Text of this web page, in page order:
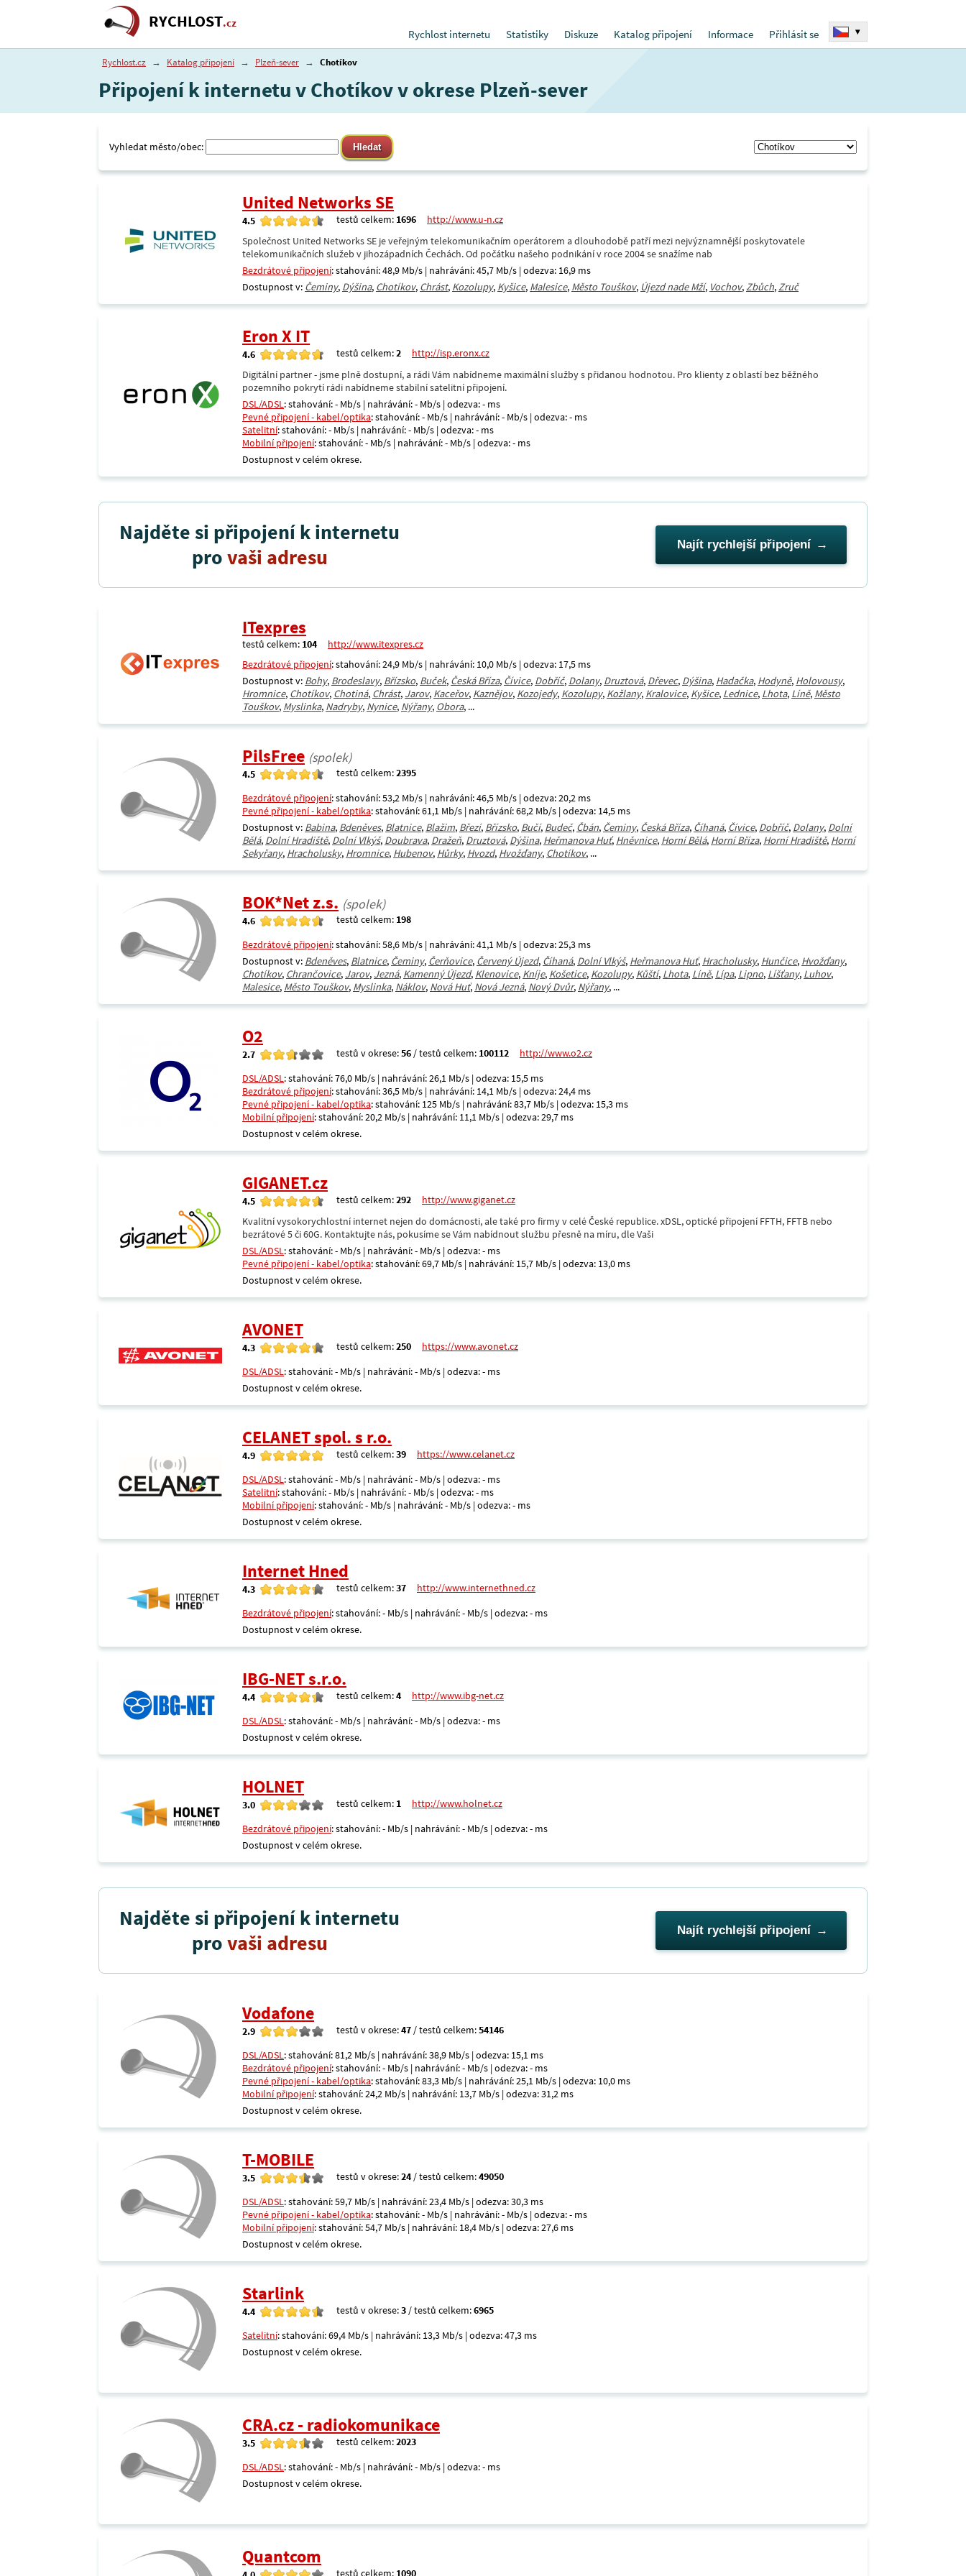
RYCHLOST.cz
Rychlost internetu
Statistiky Diskuze Katalog připojení Informace Přihlásit se ▾
Rychlost.cz → Katalog připojení → Plzeň-sever → Chotíkov
Připojení k internetu v Chotíkov v okrese Plzeň-sever
Vyhledat město/obec:
United Networks SE
4.5 testů celkem: 1696
http://www.u-n.cz
Společnost United Networks SE je veřejným telekomunikačním operátorem a dlouhodobě patří mezi nejvýznamnější poskytovatele
telekomunikačních služeb v jihozápadních Čechách. Od počátku našeho podnikání v roce 2004 se snažíme nab
Bezdrátové připojení: stahování: 48,9 Mb/s | nahrávání: 45,7 Mb/s | odezva: 16,9 ms
Dostupnost v: Čeminy, Dýšina, Chotíkov, Chrást, Kozolupy, Kyšice, Malesice, Město Touškov, Újezd nade Mží, Vochov,Zbůch,Zruč
Eron X IT
4.6 testů celkem:2
http://isp.eronx.cz
Digitální partner - jsme plně dostupní, a rádi Vám nabídneme maximální služby s přidanou hodnotou. Pro klienty z oblastí bez běžného
pozemního pokrytí rádi nabídneme stabilní satelitní připojení.
DSL/ADSL: stahování: - Mb/s | nahrávání: - Mb/s | odezva: - ms
Pevné připojení - kabel/optika: stahování: - Mb/s | nahrávání: - Mb/s | odezva: - ms
Satelitní: stahování: - Mb/s | nahrávání: - Mb/s | odezva: - ms
Mobilní připojení: stahování: - Mb/s | nahrávání: - Mb/s | odezva: - ms
Dostupnost v celém okrese.
Najděte si připojení k internetu
provaši adresu Najít rychlejší připojení
ITexpres
testů celkem: 104
http://www.itexpres.cz
Bezdrátové připojení: stahování: 24,9 Mb/s | nahrávání: 10,0 Mb/s | odezva: 17,5 ms
Dostupnost v: Bohy, Brodeslavy, Břízsko, Buček, Česká Bříza, Čívice, Dobříč, Dolany, Druztová, Dřevec, Dýšina, Hadačka, Hodyně, Holovousy,
Hromnice, Chotíkov, Chotiná, Chrást, Jarov, Kaceřov, Kaznějov, Kozojedy, Kozolupy, Kožlany, Kralovice, Kyšice, Lednice, Lhota, Líně, Město
Touškov, Myslinka, Nadryby, Nynice, Nýřany, Obora, ...
PilsFree (spolek)
4.5 testů celkem:2395
Bezdrátové připojení: stahování: 53,2 Mb/s | nahrávání: 46,5 Mb/s | odezva: 20,2 ms
Pevné připojení - kabel/optika: stahování: 61,1 Mb/s | nahrávání: 68,2 Mb/s | odezva: 14,5 ms
Dostupnost v: Babina, Bdeněves, Blatnice, Blažim, Březí, Břízsko, Bučí, Budeč, Čbán, Čeminy, Česká Bříza, Číhaná, Čívice, Dobříč, Dolany, Dolní
Bělá, Dolní Hradiště, Dolní Vlkýš, Doubrava, Dražeň, Druztová, Dýšina, Heřmanova Huť, Hněvnice, Horní Bělá, Horní Bříza, Horní Hradiště, Horní
Sekyřany, Hracholusky, Hromnice, Hubenov, Hůrky, Hvozd, Hvožďany, Chotíkov, ...
BOK*Net z.s. (spolek)
4.6 testů celkem: 198
Bezdrátové připojení: stahování: 58,6 Mb/s | nahrávání: 41,1 Mb/s | odezva: 25,3 ms
Dostupnost v: Bdeněves, Blatnice, Čeminy, Čerňovice, Červený Újezd, Číhaná, Dolní Vlkýš, Heřmanova Huť, Hracholusky, Hunčice, Hvožďany,
Chotíkov, Chrančovice, Jarov, Jezná, Kamenný Újezd, Klenovice, Kníje, Košetice, Kozolupy, Kůští, Lhota, Líně, Lípa, Lipno, Líšťany, Luhov,
Malesice, Město Touškov, Myslinka, Náklov, Nová Huť, Nová Jezná, Nový Dvůr, Nýřany, ...
O2
2.7 testů v okrese:56 / testů celkem: 100112
http://www.o2.cz
DSL/ADSL: stahování: 76,0 Mb/s | nahrávání: 26,1 Mb/s | odezva: 15,5 ms
Bezdrátové připojení: stahování: 36,5 Mb/s | nahrávání: 14,1 Mb/s | odezva: 24,4 ms
Pevné připojení - kabel/optika: stahování: 125 Mb/s | nahrávání: 83,7 Mb/s | odezva: 15,3 ms
Mobilní připojení: stahování: 20,2 Mb/s | nahrávání: 11,1 Mb/s | odezva: 29,7 ms
Dostupnost v celém okrese.
GIGANET.cz
4.5 testů celkem:292
http://www.giganet.cz
Kvalitní vysokorychlostní internet nejen do domácnosti, ale také pro firmy v celé České republice. xDSL, optické připojení FFTH, FFTB nebo
bezrátové 5 či 60G. Kontaktujte nás, pokusíme se Vám nabídnout službu přesně na míru, dle Vaši
DSL/ADSL: stahování: - Mb/s | nahrávání: - Mb/s | odezva: - ms
Pevné připojení - kabel/optika: stahování: 69,7 Mb/s | nahrávání: 15,7 Mb/s | odezva: 13,0 ms
Dostupnost v celém okrese.
AVONET
4.3 testů celkem:250
https://www.avonet.cz
DSL/ADSL: stahování: - Mb/s | nahrávání: - Mb/s | odezva: - ms
Dostupnost v celém okrese.
CELANET spol. s r.o.
4.9 testů celkem:39
https://www.celanet.cz
DSL/ADSL: stahování: - Mb/s | nahrávání: - Mb/s | odezva: - ms
Satelitní: stahování: - Mb/s | nahrávání: - Mb/s | odezva: - ms
Mobilní připojení: stahování: - Mb/s | nahrávání: - Mb/s | odezva: - ms
Dostupnost v celém okrese.
Internet Hned
4.3 testů celkem:37
http://www.internethned.cz
Bezdrátové připojení: stahování: - Mb/s | nahrávání: - Mb/s | odezva: - ms
Dostupnost v celém okrese.
IBG-NET s.r.o.
4.4 testů celkem:4
http://www.ibg-net.cz
DSL/ADSL: stahování: - Mb/s | nahrávání: - Mb/s | odezva: - ms
Dostupnost v celém okrese.
HOLNET
3.0 testů celkem: 1
http://www.holnet.cz
Bezdrátové připojení: stahování: - Mb/s | nahrávání: - Mb/s | odezva: - ms
Dostupnost v celém okrese.
Najděte si připojení k internetu
provaši adresu Najít rychlejší připojení
Vodafone
2.9 testů v okrese:47 / testů celkem:54146
DSL/ADSL: stahování: 81,2 Mb/s | nahrávání: 38,9 Mb/s | odezva: 15,1 ms
Bezdrátové připojení: stahování: - Mb/s | nahrávání: - Mb/s | odezva: - ms
Pevné připojení - kabel/optika: stahování: 83,3 Mb/s | nahrávání: 25,1 Mb/s | odezva: 10,0 ms
Mobilní připojení: stahování: 24,2 Mb/s | nahrávání: 13,7 Mb/s | odezva: 31,2 ms
Dostupnost v celém okrese.
T-MOBILE
3.5 testů v okrese:24 / testů celkem:49050
DSL/ADSL: stahování: 59,7 Mb/s | nahrávání: 23,4 Mb/s | odezva: 30,3 ms
Pevné připojení - kabel/optika: stahování: - Mb/s | nahrávání: - Mb/s | odezva: - ms
Mobilní připojení: stahování: 54,7 Mb/s | nahrávání: 18,4 Mb/s | odezva: 27,6 ms
Dostupnost v celém okrese.
Starlink
4.4 testů v okrese:3 / testů celkem:6965
Satelitní: stahování: 69,4 Mb/s | nahrávání: 13,3 Mb/s | odezva: 47,3 ms
Dostupnost v celém okrese.
CRA.cz - radiokomunikace
3.5 testů celkem:2023
DSL/ADSL: stahování: - Mb/s | nahrávání: - Mb/s | odezva: - ms
Dostupnost v celém okrese.
Quantcom
testů celkem: 1090